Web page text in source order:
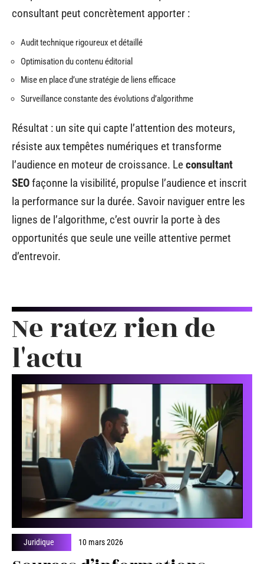
consultant peut concrètement apporter :
Audit technique rigoureux et détaillé
Optimisation du contenu éditorial
Mise en place d’une stratégie de liens efficace
Surveillance constante des évolutions d’algorithme
Résultat : un site qui capte l’attention des moteurs,
résiste aux tempêtes numériques et transforme
l’audience en moteur de croissance. Leconsultant
SEOfaçonne la visibilité, propulse l’audience et inscrit
la performance sur la durée. Savoir naviguer entre les
lignes de l’algorithme, c’est ouvrir la porte à des
opportunités que seule une veille attentive permet
d’entrevoir.
Ne ratez rien de
l'actu
Juridique 10 mars 2026